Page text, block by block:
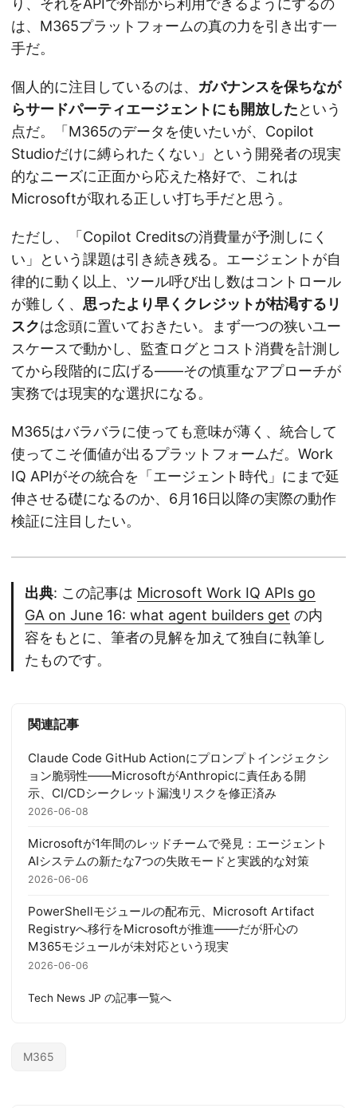
り、それをAPIで外部から利用できるようにするの
は、M365プラットフォームの真の力を引き出す一
手だ。
個人的に注目しているのは、 ガバナンスを保ちなが
らサードパーティエージェントにも開放したという
点だ。「M365のデータを使いたいが、Copilot
Studioだけに縛られたくない」という開発者の現実
的なニーズに正面から応えた格好で、これは
Microsoftが取れる正しい打ち手だと思う。
ただし、「Copilot Creditsの消費量が予測しにく
い」という課題は引き続き残る。エージェントが自
律的に動く以上、ツール呼び出し数はコントロール
が難しく、 思ったより早くクレジットが枯渇するリ
スクは念頭に置いておきたい。まず一つの狭いユー
スケースで動かし、監査ログとコスト消費を計測し
てから段階的に広げる——その慎重なアプローチが
実務では現実的な選択になる。
M365はバラバラに使っても意味が薄く、統合して
使ってこそ価値が出るプラットフォームだ。Work
IQ APIがその統合を「エージェント時代」にまで延
伸させる礎になるのか、6月16日以降の実際の動作
検証に注目したい。
出典: この記事は Microsoft Work IQ APIs go
GA on June 16: what agent builders get の内
容をもとに、筆者の見解を加えて独自に執筆し
たものです。
関連記事
Claude Code GitHub Actionにプロンプトインジェクシ
ョン脆弱性——MicrosoftがAnthropicに責任ある開
示、CI/CDシークレット漏洩リスクを修正済み
2026-06-08
Microsoftが1年間のレッドチームで発見：エージェント
AIシステムの新たな7つの失敗モードと実践的な対策
2026-06-06
PowerShellモジュールの配布元、Microsoft Artifact
Registryへ移行をMicrosoftが推進——だが肝心の
M365モジュールが未対応という現実
2026-06-06
Tech News JP の記事一覧へ
M365